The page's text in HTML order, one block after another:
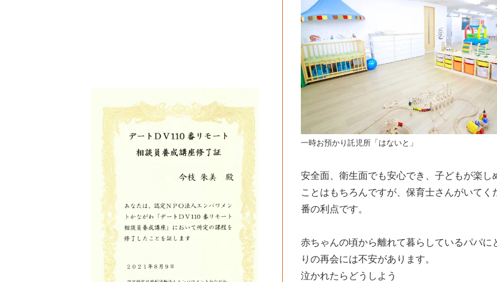
一時お預かり託児所「はないと」
安全面、衛生面でも安心でき、子どもが楽し
ことはもちろんですが、保育士さんがいてく
番の利点です。
赤ちゃんの頃から離れて暮らしているパパに
りの再会には不安があります。
泣かれたらどうしよう